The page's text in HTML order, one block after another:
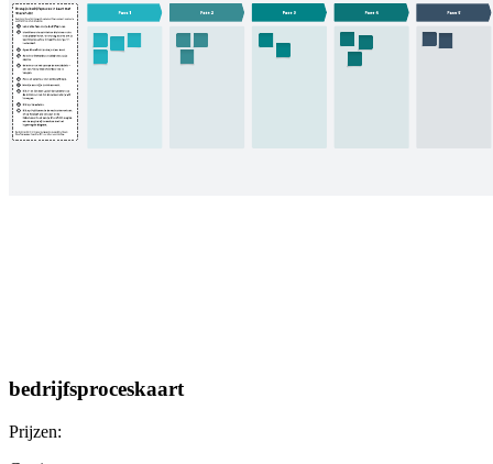
bedrijfsproceskaart
Prijzen: